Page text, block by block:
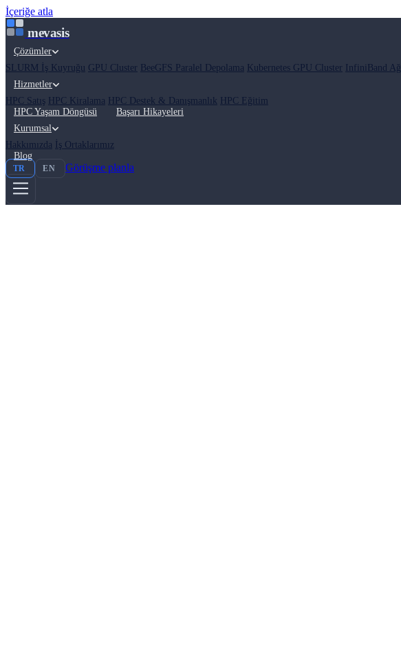
İçeriğe atla
mevasis
Çözümler
SLURM İş Kuyruğu GPU Cluster BeeGFS Paralel Depolama Kubernetes GPU Cluster InfiniBand Ağ
Hizmetler
HPC Satış
HPC Kiralama HPC Destek & Danışmanlık
HPC Eğitim
HPC Yaşam Döngüsü
Başarı Hikayeleri
Kurumsal
Hakkımızda
İş Ortaklarımız
Blog
TR EN Görüşme planla